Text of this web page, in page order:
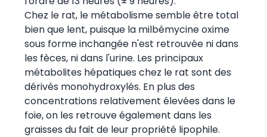
Chez le rat, le métabolisme semble être total
bien que lent, puisque la milbémycine oxime
sous forme inchangée n'est retrouvée ni dans
les fèces, ni dans l'urine. Les principaux
métabolites hépatiques chez le rat sont des
dérivés monohydroxylés. En plus des
concentrations relativement élevées dans le
foie, on les retrouve également dans les
graisses du fait de leur propriété lipophile.